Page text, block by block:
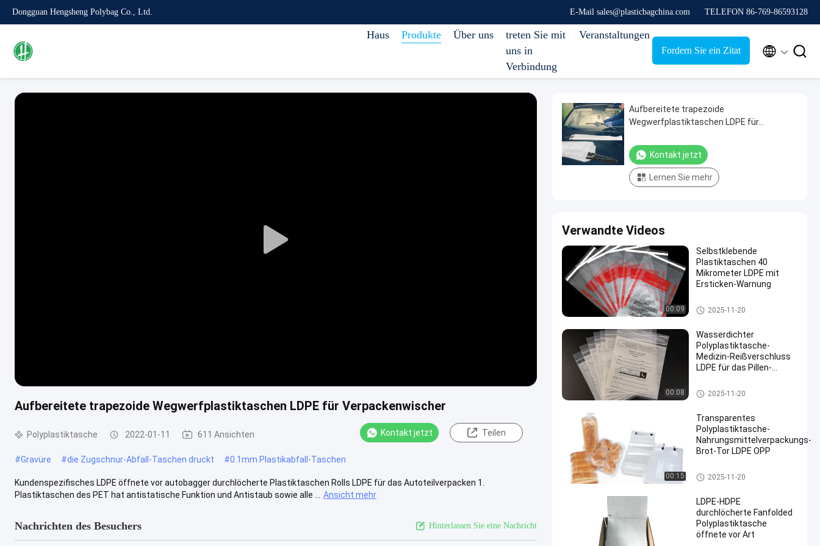
Dongguan Hengsheng Polybag Co., Ltd. E-Mail sales@plasticbagchina.com TELEFON 86-769-86593128
Haus Produkte Über uns
treten Sie mit
uns in
Verbindung
Veranstaltungen
Fordern Sie ein Zitat  
Play
Aufbereitete trapezoide Wegwerfplastiktaschen LDPE für Verpackenwischer
Polyplastiktasche 2022-01-11 611 Ansichten Kontakt jetzt Teilen
#Gravüre #die Zugschnur-Abfall-Taschen druckt #0.1mm Plastikabfall-Taschen
Kundenspezifisches LDPE öffnete vor autobagger durchlöcherte Plastiktaschen Rolls LDPE für das Autoteilverpacken 1.
Plastiktaschen des PET hat antistatische Funktion und Antistaub sowie alle ...
Ansicht mehr
Nachrichten des Besuchers Hinterlassen Sie eine Nachricht
Aufbereitete trapezoide
Wegwerfplastiktaschen LDPE für
Kontakt jetzt
Lernen Sie mehr
Verwandte Videos
00:09
Selbstklebende
Plastiktaschen 40
Mikrometer LDPE mit
Ersticken-Warnung
Polyplastiktasche
2025-11-20
00:08
Wasserdichter
Polyplastiktasche-
Medizin-Reißverschluss
LDPE für das Pillen-
Polyplastiktasche
2025-11-20
00:15
Transparentes
Polyplastiktasche-
Nahrungsmittelverpackungs-
Brot-Tor LDPE OPP
Polyplastiktasche
2025-11-20
LDPE-HDPE
durchlöcherte Fanfolded
Polyplastiktasche
öffnete vor Art